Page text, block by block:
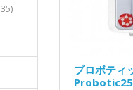
プロボティ